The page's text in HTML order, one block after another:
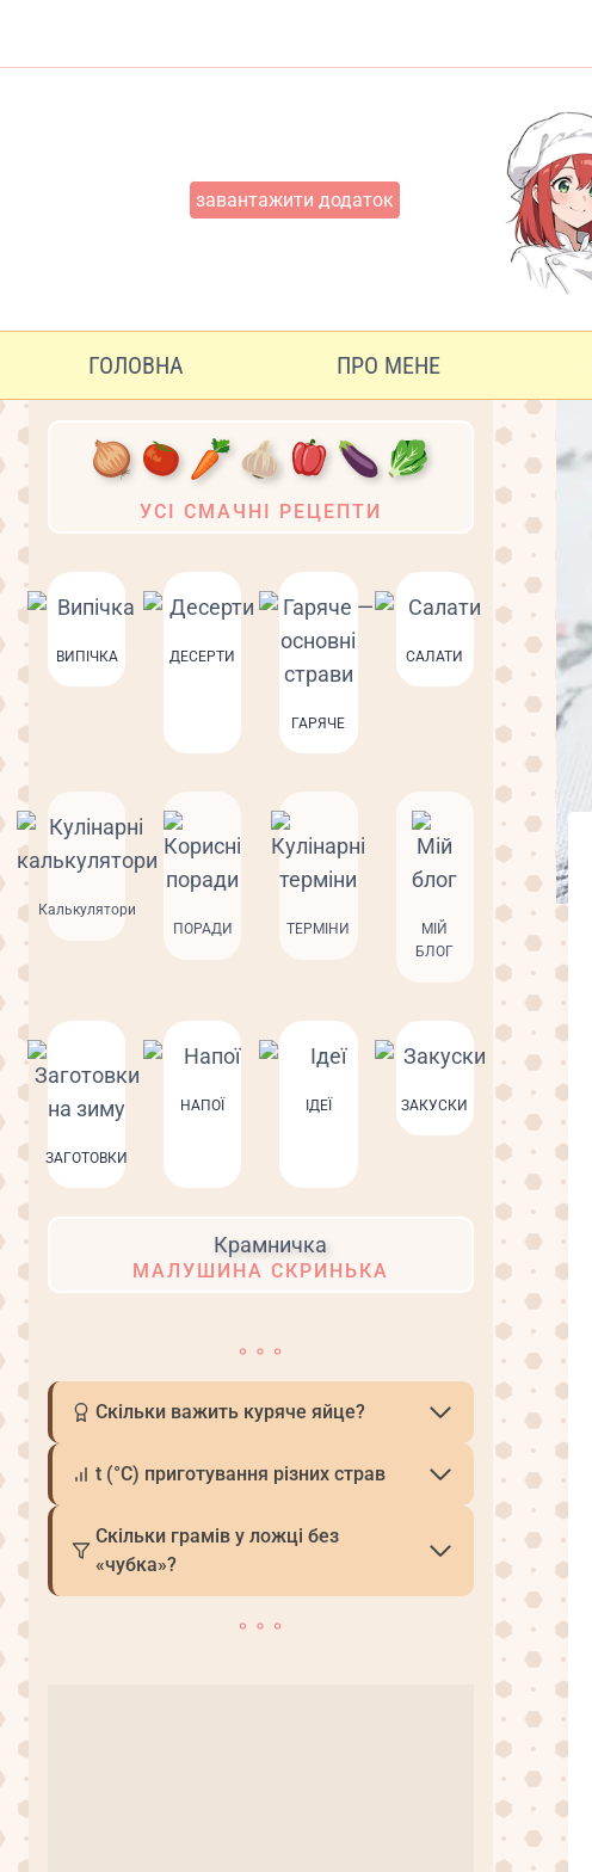
завантажити додаток
ГОЛОВНА ПРО МЕНЕ
УСІ СМАЧНІ РЕЦЕПТИ
ВИПІЧКА ДЕСЕРТИ
ГАРЯЧЕ
САЛАТИ
Калькулятори
ПОРАДИ
ТЕРМІНИ
МІЙ
БЛОГ
ЗАГОТОВКИ
НАПОЇ ІДЕЇ ЗАКУСКИ
МАЛУШИНА СКРИНЬКА
Скільки важить куряче яйце?
t (°С) приготування різних страв
Скільки грамів у ложці без
«чубка»?